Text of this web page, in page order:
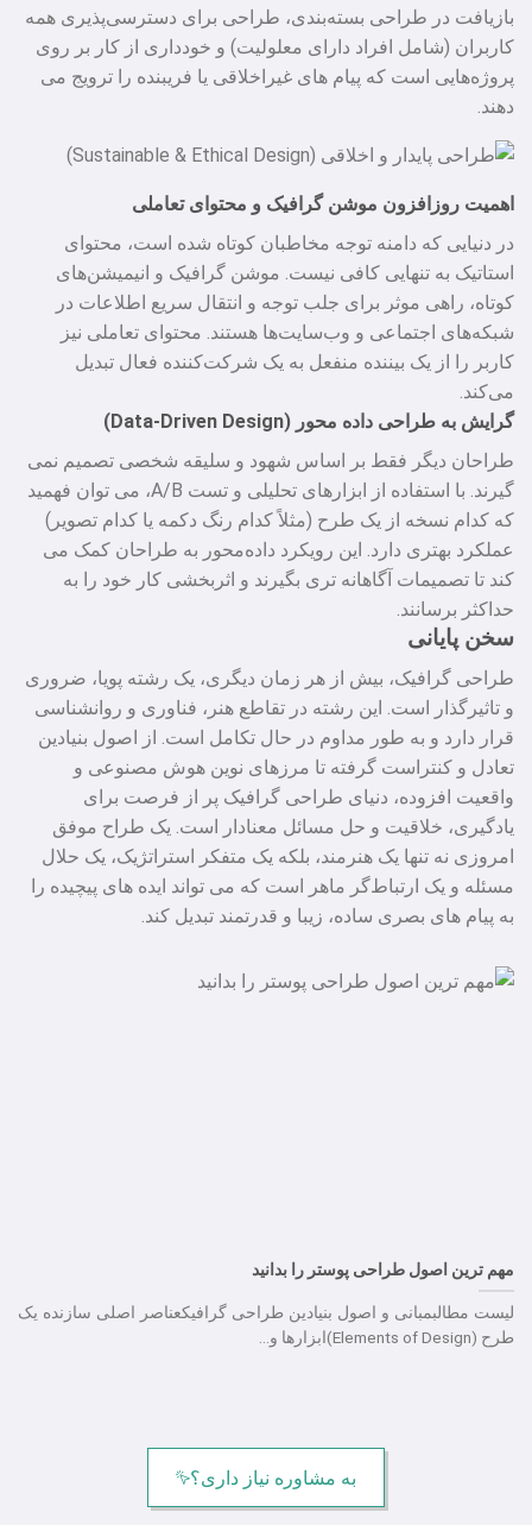
بازیافت در طراحی بسته‌بندی، طراحی برای دسترسی‌پذیری همه
کاربران (شامل افراد دارای معلولیت) و خودداری از کار بر روی
پروژه‌هایی است که پیام‌ های غیراخلاقی یا فریبنده را ترویج می‌
دهند.
اهمیت روزافزون موشن گرافیک و محتوای تعاملی
در دنیایی که دامنه توجه مخاطبان کوتاه شده است، محتوای
استاتیک به تنهایی کافی نیست. موشن گرافیک و انیمیشن‌های
کوتاه، راهی موثر برای جلب توجه و انتقال سریع اطلاعات در
شبکه‌های اجتماعی و وب‌سایت‌ها هستند. محتوای تعاملی نیز
کاربر را از یک بیننده منفعل به یک شرکت‌کننده فعال تبدیل
می‌کند.
گرایش به طراحی داده‌ محور (Data-Driven Design)
طراحان دیگر فقط بر اساس شهود و سلیقه شخصی تصمیم نمی‌
گیرند. با استفاده از ابزارهای تحلیلی و تست A/B، می‌ توان فهمید
که کدام نسخه از یک طرح (مثلاً کدام رنگ دکمه یا کدام تصویر)
عملکرد بهتری دارد. این رویکرد داده‌محور به طراحان کمک می‌
کند تا تصمیمات آگاهانه‌ تری بگیرند و اثربخشی کار خود را به
حداکثر برسانند.
سخن پایانی
طراحی گرافیک، بیش از هر زمان دیگری، یک رشته پویا، ضروری
و تاثیرگذار است. این رشته در تقاطع هنر، فناوری و روانشناسی
قرار دارد و به طور مداوم در حال تکامل است. از اصول بنیادین
تعادل و کنتراست گرفته تا مرزهای نوین هوش مصنوعی و
واقعیت افزوده، دنیای طراحی گرافیک پر از فرصت برای
یادگیری، خلاقیت و حل مسائل معنادار است. یک طراح موفق
امروزی نه تنها یک هنرمند، بلکه یک متفکر استراتژیک، یک حلال
مسئله و یک ارتباط‌گر ماهر است که می‌ تواند ایده‌ های پیچیده را
به پیام‌ های بصری ساده، زیبا و قدرتمند تبدیل کند.
مهم ترین اصول طراحی پوستر را بدانید
لیست مطالبمبانی و اصول بنیادین طراحی گرافیکعناصر اصلی سازنده یک
طرح (Elements of Design)ابزارها و...
به مشاوره نیاز داری؟